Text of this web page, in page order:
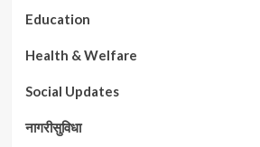
Education
Health & Welfare
Social Updates
नागरीसुविधा